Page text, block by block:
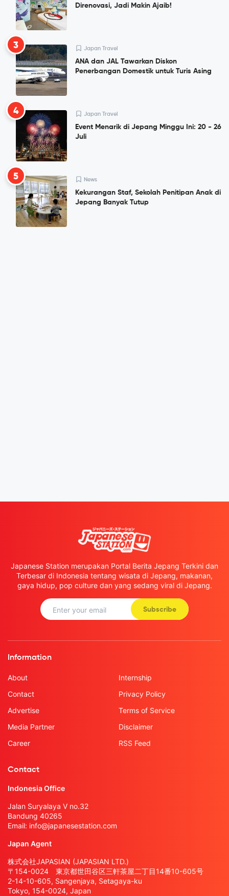
Direnovasi, Jadi Makin Ajaib!
3 Japan Travel
ANA dan JAL Tawarkan Diskon
Penerbangan Domestik untuk Turis Asing
4 Japan Travel
Event Menarik di Jepang Minggu Ini: 20 - 26
Juli
5 News
Kekurangan Staf, Sekolah Penitipan Anak di
Jepang Banyak Tutup
Japanese Station merupakan Portal Berita Jepang Terkini dan
Terbesar di Indonesia tentang wisata di Jepang, makanan,
gaya hidup, pop culture dan yang sedang viral di Jepang.
Subscribe
Information
About
Contact
Advertise
Media Partner
Career
Internship
Privacy Policy
Terms of Service
Disclaimer
RSS Feed
Contact
Indonesia Office
Jalan Suryalaya V no.32
Bandung 40265
Email: info@japanesestation.com
Japan Agent
株式会社JAPASIAN (JAPASIAN LTD.)
〒154-0024 東京都世田谷区三軒茶屋二丁目14番10-605号
2-14-10-605, Sangenjaya, Setagaya-ku
Tokyo, 154-0024, Japan